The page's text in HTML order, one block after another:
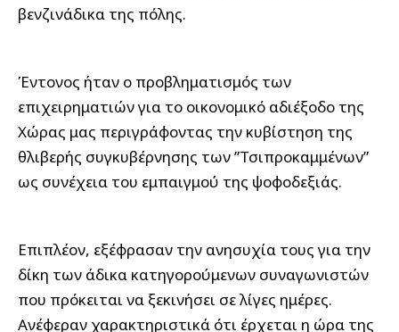
βενζινάδικα της πόλης.
Έντονος ήταν ο προβληματισμός των
επιχειρηματιών για το οικονομικό αδιέξοδο της
Χώρας μας περιγράφοντας την κυβίστηση της
θλιβερής συγκυβέρνησης των ”Τσιπροκαμμένων”
ως συνέχεια του εμπαιγμού της ψοφοδεξιάς.
Επιπλέον, εξέφρασαν την ανησυχία τους για την
δίκη των άδικα κατηγορούμενων συναγωνιστών
που πρόκειται να ξεκινήσει σε λίγες ημέρες.
Ανέφεραν χαρακτηριστικά ότι έρχεται η ώρα της